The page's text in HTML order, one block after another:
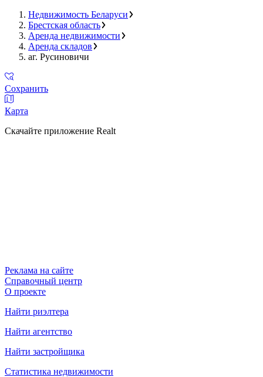
Недвижимость Беларуси
Брестская область
Аренда недвижимости
Аренда складов
аг. Русиновичи
Сохранить
Карта
Скачайте приложение Realt
Реклама на сайте
Справочный центр
О проекте
Найти риэлтера
Найти агентство
Найти застройщика
Статистика недвижимости